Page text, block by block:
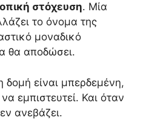
στόχευση. Μία
το όνομα της
μοναδικό
θα αποδώσει.
δομή είναι μπερδεμένη,
εμπιστευτεί. Και όταν
ανεβάζει.